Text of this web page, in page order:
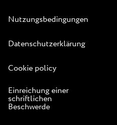
Nutzungsbedingungen
Datenschutzerklärung
Cookie policy
Einreichung einer
schriftlichen
Beschwerde